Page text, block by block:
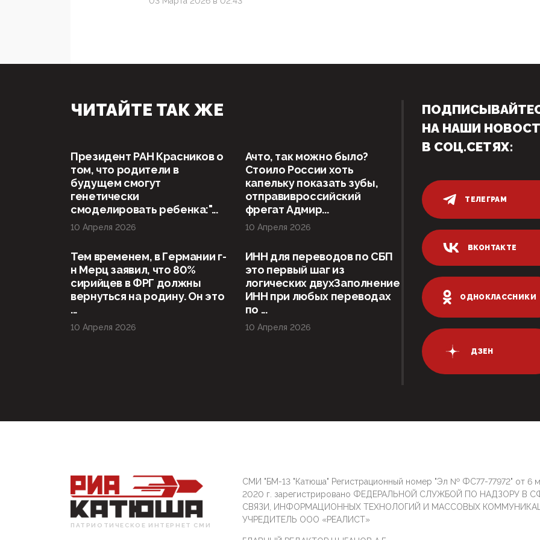
ЧИТАЙТЕ ТАК ЖЕ
Президент РАН Красников о
том, что родители в
будущем смогут
генетически
смоделировать ребенка:"...
10 Апреля 2026
Ачто, так можно было?
Стоило России хоть
капельку показать зубы,
отправивроссийский
фрегат Адмир...
10 Апреля 2026
Тем временем, в Германии г-
н Мерц заявил, что 80%
сирийцев в ФРГ должны
вернуться на родину. Он это
...
10 Апреля 2026
ИНН для переводов по СБП
это первый шаг из
логических двухЗаполнение
ИНН при любых переводах
по ...
10 Апреля 2026
НА НАШИ
В СОЦ.СЕТЯХ:
ТЕЛЕГРАМ
ВКОНТАКТЕ
ОДНОКЛАССНИКИ
ДЗЕН
ПАТРИОТИЧЕСКОЕ ИНТЕРНЕТ СМИ
СМИ "БМ-13 "Катюша" Регистрационный номер "Эл № ФС77-77972" от 6
2020 г. зарегистрировано ФЕДЕРАЛЬНОЙ СЛУЖБОЙ ПО НАДЗОРУ В
СВЯЗИ, ИНФОРМАЦИОННЫХ ТЕХНОЛОГИЙ И МАССОВЫХ
УЧРЕДИТЕЛЬ ООО «РЕАЛИСТ»